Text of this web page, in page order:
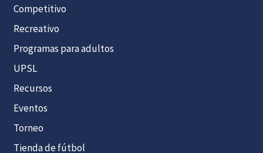
Competitivo
Recreativo
Programas para adultos
UPSL
Recursos
Eventos
Torneo
Tienda de fútbol